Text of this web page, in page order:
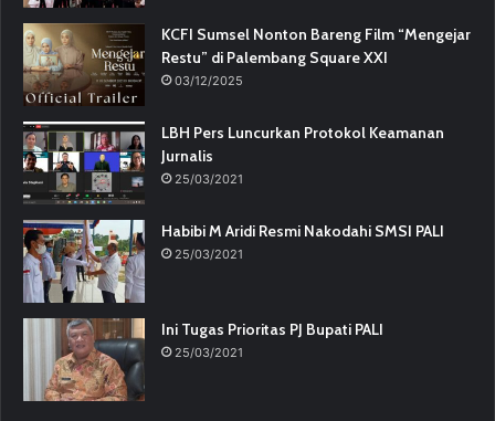
KCFI Sumsel Nonton Bareng Film “Mengejar
Restu” di Palembang Square XXI
03/12/2025
LBH Pers Luncurkan Protokol Keamanan
Jurnalis
25/03/2021
Habibi M Aridi Resmi Nakodahi SMSI PALI
25/03/2021
Ini Tugas Prioritas PJ Bupati PALI
25/03/2021